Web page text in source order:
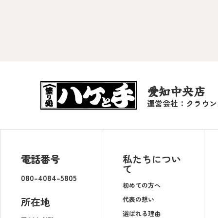
愛知中央店
運営会社：クラウ
電話番号
080-4084-5805
所在地
私たちについ
て
初めての方へ
代表の想い
選ばれる理由